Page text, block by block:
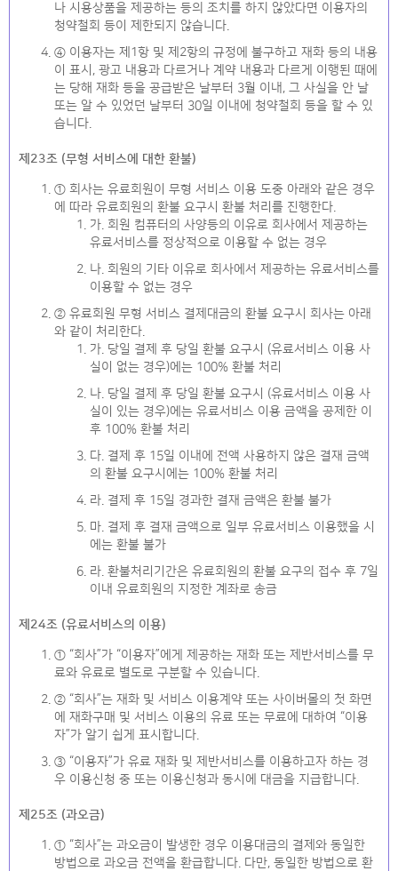
나 시용상품을 제공하는 등의 조치를 하지 않았다면 이용자의
청약철회 등이 제한되지 않습니다.
④ 이용자는 제1항 및 제2항의 규정에 불구하고 재화 등의 내용
이 표시, 광고 내용과 다르거나 계약 내용과 다르게 이행된 때에
는 당해 재화 등을 공급받은 날부터 3월 이내, 그 사실을 안 날
또는 알 수 있었던 날부터 30일 이내에 청약철회 등을 할 수 있
습니다.
제23조 (무형 서비스에 대한 환불)
① 회사는 유료회원이 무형 서비스 이용 도중 아래와 같은 경우
에 따라 유료회원의 환불 요구시 환불 처리를 진행한다.
가. 회원 컴퓨터의 사양등의 이유로 회사에서 제공하는
유료서비스를 정상적으로 이용할 수 없는 경우
나. 회원의 기타 이유로 회사에서 제공하는 유료서비스를
이용할 수 없는 경우
② 유료회원 무형 서비스 결제대금의 환불 요구시 회사는 아래
와 같이 처리한다.
가. 당일 결제 후 당일 환불 요구시 (유료서비스 이용 사
실이 없는 경우)에는 100% 환불 처리
나. 당일 결제 후 당일 환불 요구시 (유료서비스 이용 사
실이 있는 경우)에는 유료서비스 이용 금액을 공제한 이
후 100% 환불 처리
다. 결제 후 15일 이내에 전액 사용하지 않은 결재 금액
의 환불 요구시에는 100% 환불 처리
라. 결제 후 15일 경과한 결재 금액은 환불 불가
마. 결제 후 결재 금액으로 일부 유료서비스 이용했을 시
에는 환불 불가
라. 환불처리기간은 유료회원의 환불 요구의 접수 후 7일
이내 유료회원의 지정한 계좌로 송금
제24조 (유료서비스의 이용)
① “회사”가 “이용자”에게 제공하는 재화 또는 제반서비스를 무
료와 유료로 별도로 구분할 수 있습니다.
② “회사”는 재화 및 서비스 이용계약 또는 사이버몰의 첫 화면
에 재화구매 및 서비스 이용의 유료 또는 무료에 대하여 “이용
자”가 알기 쉽게 표시합니다.
③ “이용자”가 유료 재화 및 제반서비스를 이용하고자 하는 경
우 이용신청 중 또는 이용신청과 동시에 대금을 지급합니다.
제25조 (과오금)
① “회사”는 과오금이 발생한 경우 이용대금의 결제와 동일한
방법으로 과오금 전액을 환급합니다. 다만, 동일한 방법으로 환